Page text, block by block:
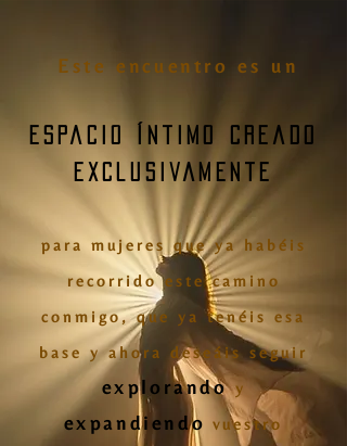
Este encuentro es un
espacio íntimo creado
exclusivamente
para mujeres que ya habéis
recorrido este camino
conmigo, que ya tenéis esa
base y ahora deseáis seguir
explorandoy
expandiendo vuestro